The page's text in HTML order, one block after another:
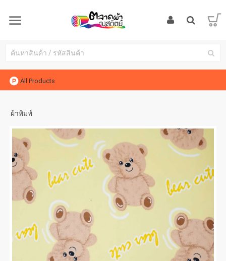
All Products
ผ้าพิมพ์